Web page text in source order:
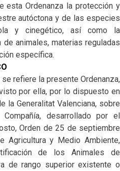
esta Ordenanza la protección y
autóctona y de las especies
y cinegético, así como la
animales, materias reguladas
específica.
refiere la presente Ordenanza,
por ella, por lo dispuesto en
la Generalitat Valenciana, sobre
desarrollado por el
Orden de 25 de septiembre
Agricultura y Medio Ambiente,
de los Animales de
de rango superior existente o